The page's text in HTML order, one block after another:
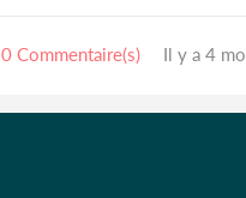
0 Commentaire(s) Il y a 4